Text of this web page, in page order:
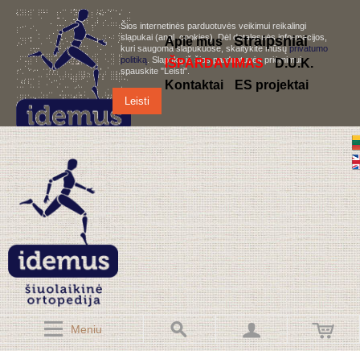
Šios internetinės parduotuvės veikimui reikalingi
slapukai (angl. cookies). Dėl detalesnės informacijos,
kuri saugoma slapukuose, skaitykite mūsųprivatumo
politiką . Slapukų iš šios parduotuvės priėmimui,
spauskite "Leisti".
Leisti
Meniu
Apie mus Straipsniai
IŠPARDAVIMAS
D.U.K.
Kontaktai
ES projektai